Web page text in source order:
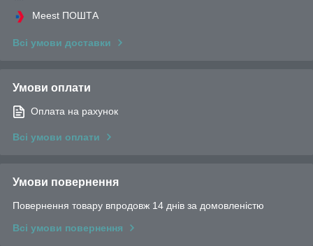
Meest ПОШТА
Всі умови доставки
Умови оплати
Оплата на рахунок
Всі умови оплати
Умови повернення
Повернення товару впродовж 14 днів за домовленістю
Всі умови повернення